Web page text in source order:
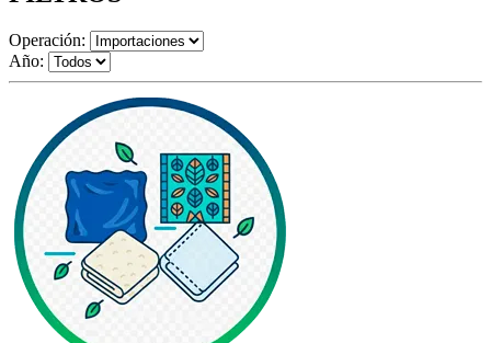
Operación:
Año: